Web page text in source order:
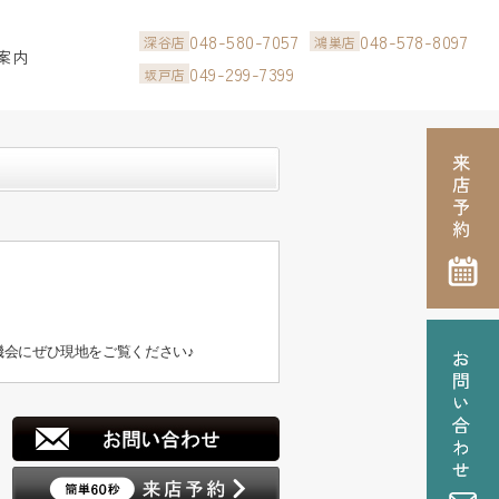
内
深谷店 048-580-7057 鴻巣店 048-578-8097
坂戸店 049-299-7399
にぜひ現地をご覧ください♪